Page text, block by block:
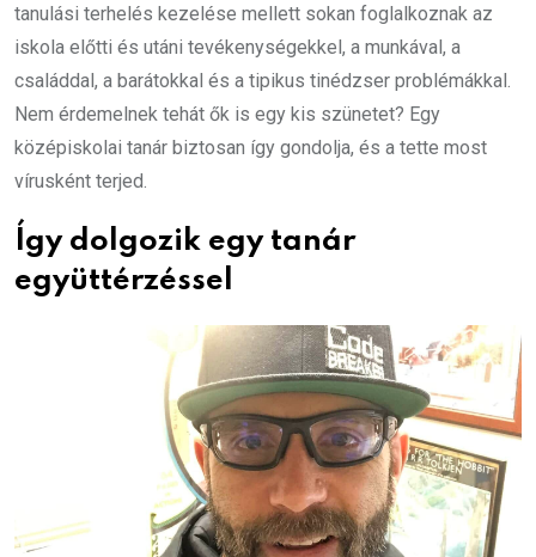
tanulási terhelés kezelése mellett sokan foglalkoznak az
iskola előtti és utáni tevékenységekkel, a munkával, a
családdal, a barátokkal és a tipikus tinédzser problémákkal.
Nem érdemelnek tehát ők is egy kis szünetet? Egy
középiskolai tanár biztosan így gondolja, és a tette most
vírusként terjed.
Így dolgozik egy tanár
együttérzéssel